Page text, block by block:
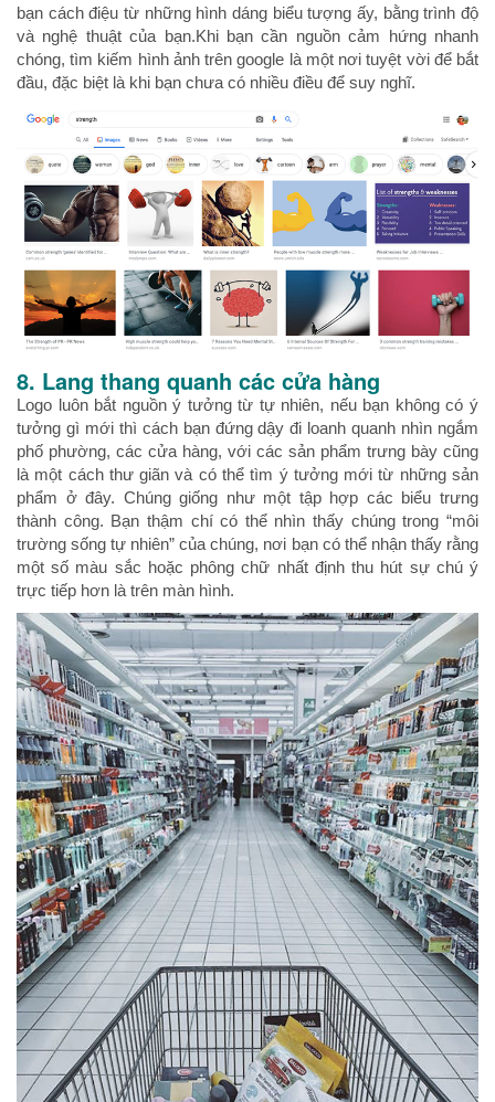
bạn cách điệu từ những hình dáng biểu tượng ấy, bằng trình độ
và nghệ thuật của bạn.Khi bạn cần nguồn cảm hứng nhanh
chóng, tìm kiếm hình ảnh trên google là một nơi tuyệt vời để bắt
đầu, đặc biệt là khi bạn chưa có nhiều điều để suy nghĩ.
8. Lang thang quanh các cửa hàng
Logo luôn bắt nguồn ý tưởng từ tự nhiên, nếu bạn không có ý
tưởng gì mới thì cách bạn đứng dậy đi loanh quanh nhìn ngắm
phố phường, các cửa hàng, với các sản phẩm trưng bày cũng
là một cách thư giãn và có thể tìm ý tưởng mới từ những sản
phẩm ở đây. Chúng giống như một tập hợp các biểu trưng
thành công. Bạn thậm chí có thể nhìn thấy chúng trong “môi
trường sống tự nhiên” của chúng, nơi bạn có thể nhận thấy rằng
một số màu sắc hoặc phông chữ nhất định thu hút sự chú ý
trực tiếp hơn là trên màn hình.